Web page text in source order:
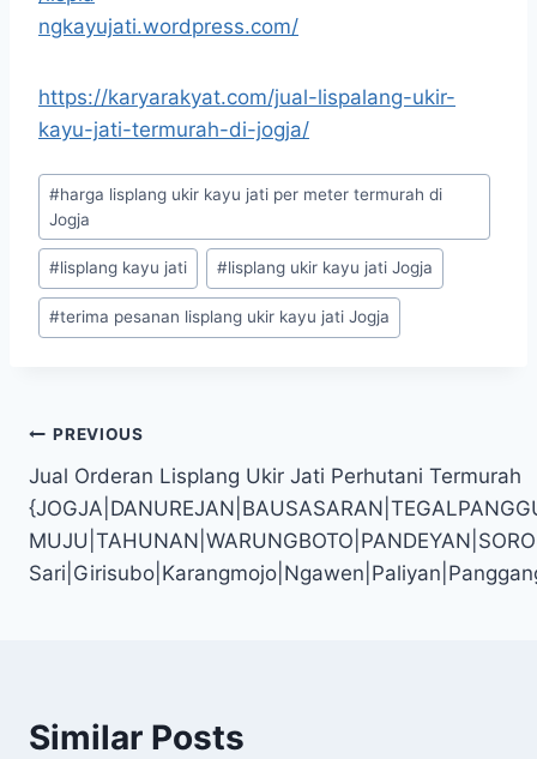
ngkayujati.wordpress.com/
https://karyarakyat.com/jual-lispalang-ukir-
kayu-jati-termurah-di-jogja/
#harga lisplang ukir kayu jati per meter termurah di
Jogja
#lisplang kayu jati #lisplang ukir kayu jati Jogja
#terima pesanan lisplang ukir kayu jati Jogja
PREVIOUS
Jual Orderan Lisplang Ukir Jati Perhutani Termurah
Similar Posts